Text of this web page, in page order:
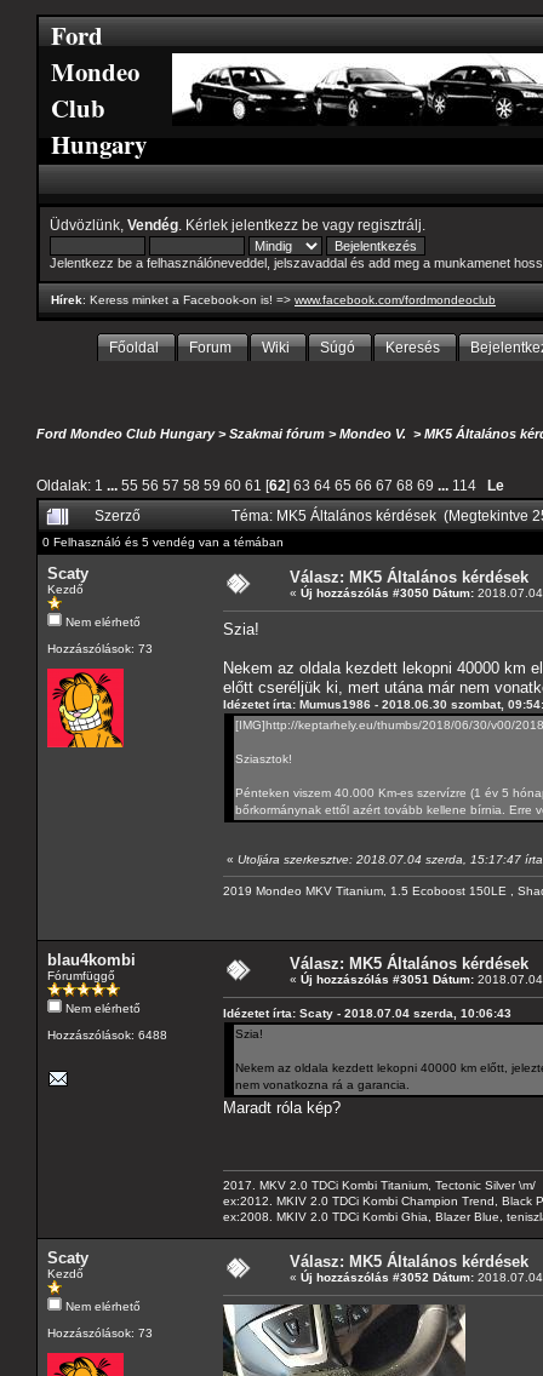
Ford
Mondeo
Club
Hungary
Üdvözlünk, Vendég . Kérlek jelentkezz be vagy regisztrálj
Jelentkezz be a felhasználóneveddel, jelszavaddal és add meg a munkamenet
Hírek: Keress minket a Facebook-on is! => www.facebook.com/fordmondeoclub
Főoldal Forum Wiki Súgó Keresés
Ford Mondeo Club Hungary>Szakmai fórum >Mondeo V. >MK5 Általános
Oldalak: 1 ... 55 56 57 58 59 60 61 [62] 63 64 65 66 67 68 69 ... 114
Le
Szerző
Téma: MK5 Általános kérdések (Megtekintve
0 Felhasználó és 5 vendég van a témában
Scaty
Kezdő
Nem elérhető
Hozzászólások: 73
Válasz: MK5 Általános kérdések
« Új hozzászólás #3050 Dátum:
Szia!
Nekem az oldala kezdett lekopni 40000 km
előtt cseréljük ki, mert utána már nem
Idézetet írta: Mumus1986 - 2018.06.30 szombat,
[IMG]http://keptarhely.eu/thumbs/2018/06/30/v00/
Sziasztok!
Pénteken viszem 40.000 Km-es szervízre (1 év 5
bőrkormánynak ettől azért tovább kellene bírnia. Erre
« Utoljára szerkesztve: 2018.07.04 szerda, 15:17:47
2019 Mondeo MKV Titanium, 1.5 Ecoboost 150LE ,
blau4kombi
Fórumfüggő
Nem elérhető
Hozzászólások: 6488
Válasz: MK5 Általános kérdések
« Új hozzászólás #3051 Dátum:
Idézetet írta: Scaty - 2018.07.04 szerda, 10:06:43
Szia!
Nekem az oldala kezdett lekopni 40000 km előtt,
nem vonatkozna rá a garancia.
Maradt róla kép?
2017. MKV 2.0 TDCi Kombi Titanium, Tectonic Silver \m/
ex:2012. MKIV 2.0 TDCi Kombi Champion Trend, Black
ex:2008. MKIV 2.0 TDCi Kombi Ghia, Blazer Blue,
Scaty
Kezdő
Nem elérhető
Hozzászólások: 73
Válasz: MK5 Általános kérdések
« Új hozzászólás #3052 Dátum: